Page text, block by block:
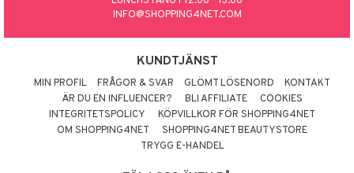
INFO@SHOPPING4NET.COM
KUNDTJÄNST
MIN PROFIL FRÅGOR & SVAR GLÖMT LÖSENORD
KONTAKT
ÄR DU EN INFLUENCER?
BLI AFFILIATE
COOKIES
INTEGRITETSPOLICY
KÖPVILLKOR FÖR SHOPPING4NET
OM SHOPPING4NET
SHOPPING4NET BEAUTYSTORE
TRYGG E-HANDEL